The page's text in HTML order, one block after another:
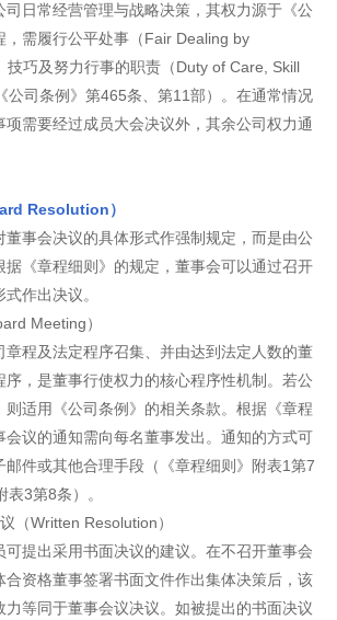
司日常经营管理与战略决策，其权力源于《公
，需履行公平处事（Fair Dealing by
技巧及努力行事的职责（Duty of Care, Skill
公司条例》第465条、第11部）。在通常情况
项需要经过成员大会决议外，其余公司权力通
Resolution）
董事会决议的具体形式作强制规定，而是由公
据《章程细则》的规定，董事会可以通过召开
作出决议。
Meeting）
章程及法定程序召集、并由达到法定人数的董
序，是董事行使权力的核心程序性机制。若公
则适用《公司条例》的相关条款。根据《章程
会议的通知需向每名董事发出。通知的方式可
邮件或其他合理手段（《章程细则》附表1第7
3第8条）。
（Written Resolution）
可提出采用书面决议的建议。在不召开董事会
合资格董事签署书面文件作出集体决策后，该
力等同于董事会议决议。如被提出的书面决议